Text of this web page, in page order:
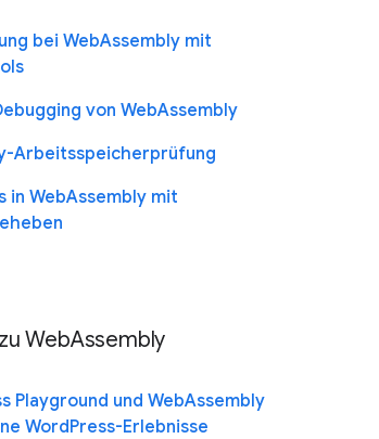
bei WebAssembly mit
von WebAssembly
Arbeitsspeicherprüfung
in WebAssembly mit
WebAssembly
Playground und WebAssembly
WordPress-Erlebnisse